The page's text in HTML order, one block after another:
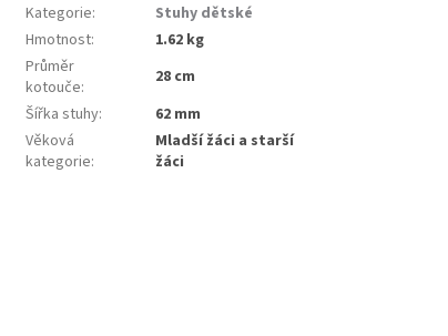
Kategorie:
Stuhy dětské
Hmotnost:
1.62 kg
Průměr
kotouče:
28 cm
Šířka stuhy:
62 mm
Věková
kategorie:
Mladší žáci a starší
žáci